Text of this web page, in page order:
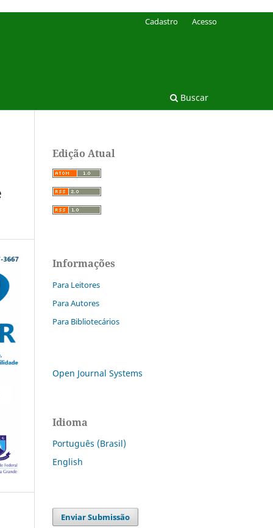
Buscar
Cadastro Acesso
Edição Atual
Informações
Para Leitores
Para Autores
Para Bibliotecários
Open Journal Systems
Idioma
Português (Brasil)
English
Enviar Submissão